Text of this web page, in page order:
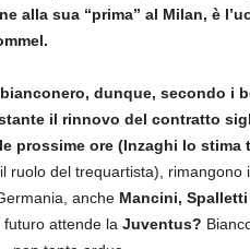
alla sua “prima” al Milan, è
dunque, secondo i
il rinnovo del contratto
prossime ore (Inzaghi lo stima
ruolo del trequartista), rimangono
anche Mancini,
attende la Juventus?